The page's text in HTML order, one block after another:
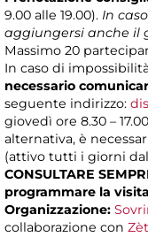
9.00 alle 19.00). In
aggiungersi anche il
Massimo 20
In caso di
necessario
seguente indirizzo:
giovedì ore 8.30 –
alternativa, è
(attivo tutti i giorni
CONSULTARE
programmare la
Organizzazione:
collaborazione con